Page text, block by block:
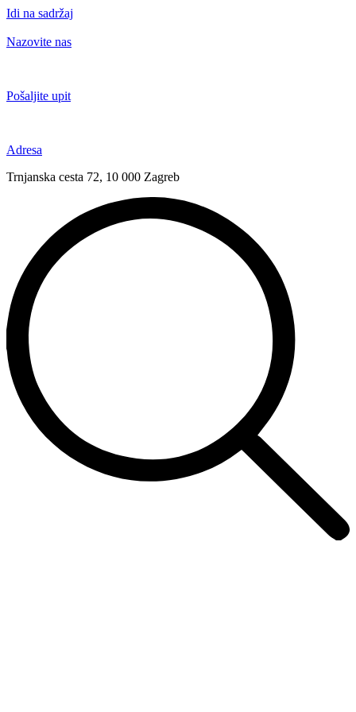
Idi na sadržaj
Nazovite nas
Pošaljite upit
Adresa
Trnjanska cesta 72, 10 000 Zagreb